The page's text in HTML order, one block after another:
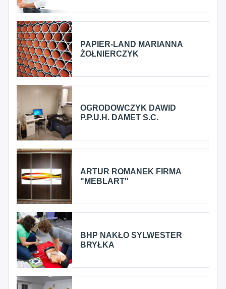
PAPIER-LAND MARIANNA
ŻOŁNIERCZYK
OGRODOWCZYK DAWID
P.P.U.H. DAMET S.C.
ARTUR ROMANEK FIRMA
"MEBLART"
BHP NAKŁO SYLWESTER
BRYŁKA